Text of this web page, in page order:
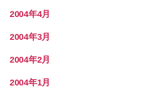
2004年4月
2004年3月
2004年2月
2004年1月